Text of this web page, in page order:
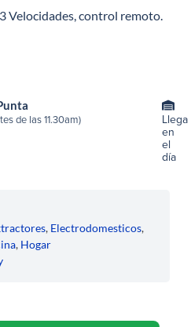
Velocidades, control remoto.
de las 11.30am)
Llega
en
el
día
, Electrodomesticos,
, Hogar